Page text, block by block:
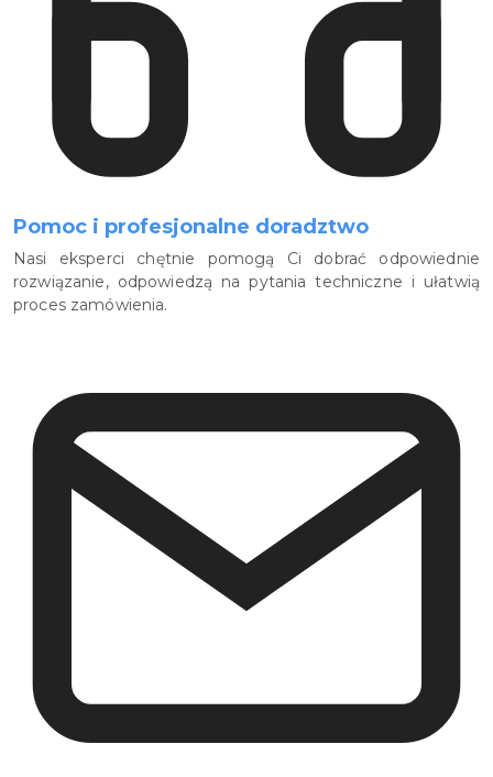
Pomoc i profesjonalne doradztwo
Nasi eksperci chętnie pomogą Ci dobrać odpowiednie
rozwiązanie, odpowiedzą na pytania techniczne i ułatwią
proces zamówienia.